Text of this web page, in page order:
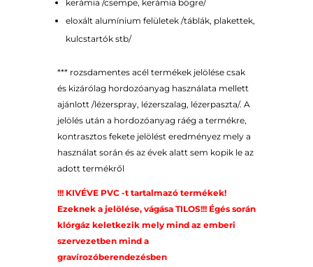
kerámia /csempe, kerámia bögre/
eloxált alumínium felületek /táblák, plakettek,
kulcstartók stb/
*** rozsdamentes acél termékek jelölése csak
és kizárólag hordozóanyag használata mellett
ajánlott /lézerspray, lézerszalag, lézerpaszta/. A
jelölés után a hordozóanyag ráég a termékre,
kontrasztos fekete jelölést eredményez mely a
használat során és az évek alatt sem kopik le az
adott termékről
!!! KIVÉVE PVC -t tartalmazó termékek!
Ezeknek a jelölése, vágása TILOS!!! Égés során
klórgáz keletkezik mely mind az emberi
szervezetben mind a
gravírozóberendezésben